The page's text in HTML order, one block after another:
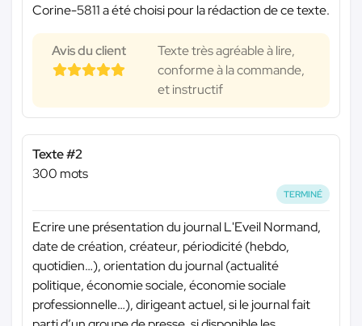
Corine-5811 a été choisi pour la rédaction de ce texte.
Avis du client
Texte très agréable à lire,
conforme à la commande,
et instructif
Texte #2
300 mots
TERMINÉ
Ecrire une présentation du journal L'Eveil Normand,
date de création, créateur, périodicité (hebdo,
quotidien…), orientation du journal (actualité
politique, économie sociale, économie sociale
professionnelle…), dirigeant actuel, si le journal fait